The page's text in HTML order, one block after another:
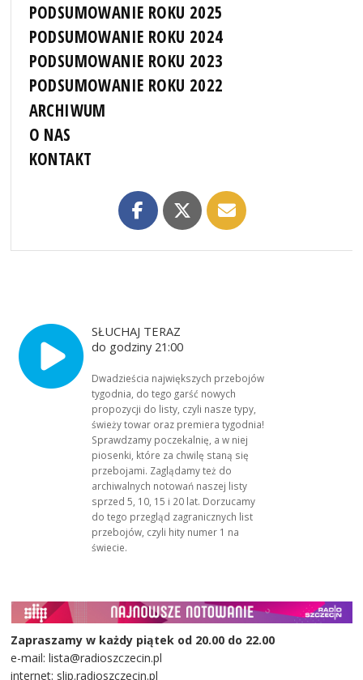
PODSUMOWANIE ROKU 2025
PODSUMOWANIE ROKU 2024
PODSUMOWANIE ROKU 2023
PODSUMOWANIE ROKU 2022
ARCHIWUM
O NAS
KONTAKT
SŁUCHAJ TERAZ
do godziny 21:00
Dwadzieścia największych przebojów
tygodnia, do tego garść nowych
propozycji do listy, czyli nasze typy,
świeży towar oraz premiera tygodnia!
Sprawdzamy poczekalnię, a w niej
piosenki, które za chwilę staną się
przebojami. Zaglądamy też do
archiwalnych notowań naszej listy
sprzed 5, 10, 15 i 20 lat. Dorzucamy
do tego przegląd zagranicznych list
przebojów, czyli hity numer 1 na
świecie.
Zapraszamy w każdy piątek od 20.00 do 22.00
e-mail: lista@radioszczecin.pl
internet: slip.radioszczecin.pl